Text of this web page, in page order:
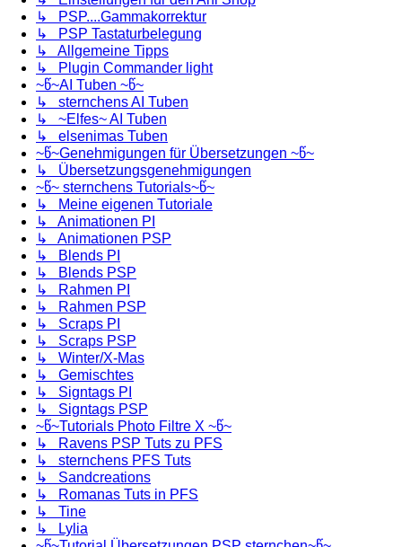
↳ PSP....Gammakorrektur
↳ PSP Tastaturbelegung
↳ Allgemeine Tipps
↳ Plugin Commander light
~წ~AI Tuben ~წ~
↳ sternchens AI Tuben
↳ ~Elfes~ AI Tuben
↳ elsenimas Tuben
~წ~Genehmigungen für Übersetzungen ~წ~
↳ Übersetzungsgenehmigungen
~წ~ sternchens Tutorials~წ~
↳ Meine eigenen Tutoriale
↳ Animationen PI
↳ Animationen PSP
↳ Blends PI
↳ Blends PSP
↳ Rahmen PI
↳ Rahmen PSP
↳ Scraps PI
↳ Scraps PSP
↳ Winter/X-Mas
↳ Gemischtes
↳ Signtags PI
↳ Signtags PSP
~წ~Tutorials Photo Filtre X ~წ~
↳ Ravens PSP Tuts zu PFS
↳ sternchens PFS Tuts
↳ Sandcreations
↳ Romanas Tuts in PFS
↳ Tine
↳ Lylia